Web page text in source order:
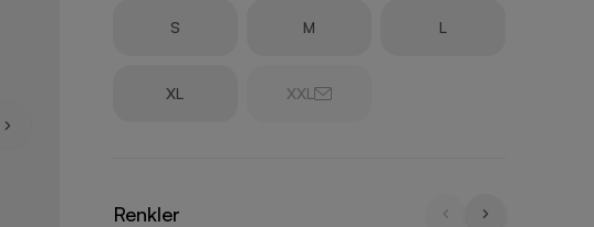
S M L
XL XXL
Renkler